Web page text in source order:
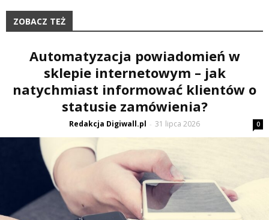
ZOBACZ TEŻ
Automatyzacja powiadomień w
sklepie internetowym – jak
natychmiast informować klientów o
statusie zamówienia?
Redakcja Digiwall.pl - 31 lipca 2026 0